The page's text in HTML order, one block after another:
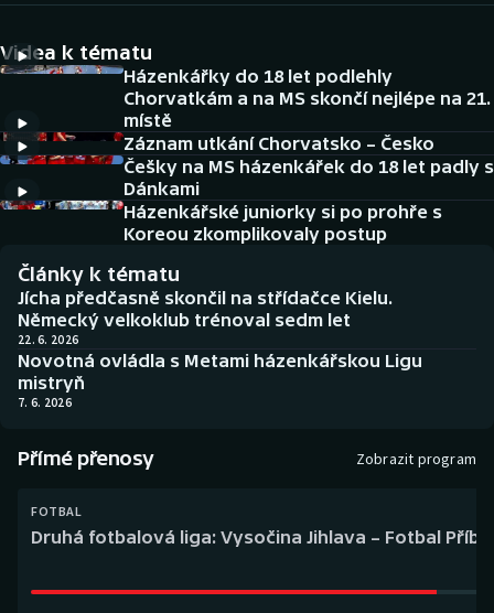
Cyklistika
DALŠÍ SPORTY
Americký fotbal
Baseball a softbal
Biatlon
Boby a skeleton
Curling
Dostihy
NEPŘEHLÉDNĚTE
Soutěže
Aplikace ČT sport
AZ kvíz
Videa k tématu
Házenkářky do 18 let podlehly
Chorvatkám a na MS skončí nejlépe na 21.
místě
Záznam utkání Chorvatsko – Česko
Češky na MS házenkářek do 18 let padly s
Dánkami
Házenkářské juniorky si po prohře s
Koreou zkomplikovaly postup
Články k tématu
Jícha předčasně skončil na střídačce Kielu.
Německý velkoklub trénoval sedm let
22. 6. 2026
Novotná ovládla s Metami házenkářskou Ligu
mistryň
7. 6. 2026
Přímé přenosy Zobrazit program
FOTBAL
Druhá fotbalová liga: Vysočina Jihlava – Fotbal